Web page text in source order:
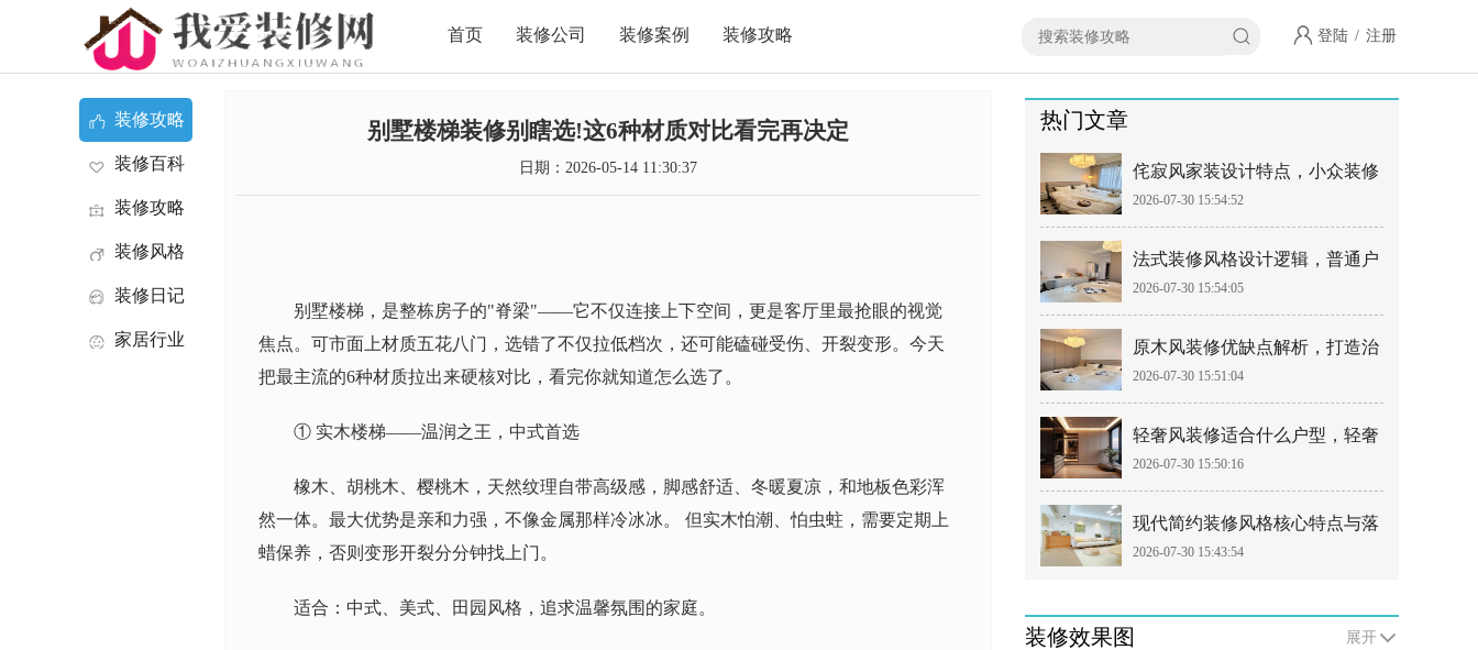
首页 装修公司 装修案例 装修攻略 登陆 / 注册
装修攻略
装修百科
装修攻略
装修风格
装修日记
家居行业
别墅楼梯装修别瞎选!这6种材质对比看完再决定
日期：2026-05-14 11:30:37
别墅楼梯，是整栋房子的"脊梁"——它不仅连接上下空间，更是客厅里最抢眼的视觉
焦点。可市面上材质五花八门，选错了不仅拉低档次，还可能磕碰受伤、开裂变形。今天
把最主流的6种材质拉出来硬核对比，看完你就知道怎么选了。
① 实木楼梯——温润之王，中式首选
橡木、胡桃木、樱桃木，天然纹理自带高级感，脚感舒适、冬暖夏凉，和地板色彩浑
然一体。最大优势是亲和力强，不像金属那样冷冰冰。 但实木怕潮、怕虫蛀，需要定期上
蜡保养，否则变形开裂分分钟找上门。
适合：中式、美式、田园风格，追求温馨氛围的家庭。
热门文章
侘寂风家装设计特点，小众装修
风格落地指南
2026-07-30 15:54:52
法式装修风格设计逻辑，普通户
型如何落地法式风
2026-07-30 15:54:05
原木风装修优缺点解析，打造治
愈系居家空间
2026-07-30 15:51:04
轻奢风装修适合什么户型，轻奢
风设计避坑要点
2026-07-30 15:50:16
现代简约装修风格核心特点与落
地搭配技巧
2026-07-30 15:43:54
装修效果图 展开